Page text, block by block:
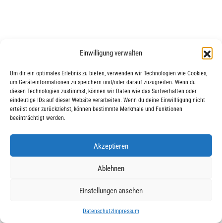
Einwilligung verwalten
Um dir ein optimales Erlebnis zu bieten, verwenden wir Technologien wie Cookies,
um Geräteinformationen zu speichern und/oder darauf zuzugreifen. Wenn du
diesen Technologien zustimmst, können wir Daten wie das Surfverhalten oder
eindeutige IDs auf dieser Website verarbeiten. Wenn du deine Einwillligung nicht
erteilst oder zurückziehst, können bestimmte Merkmale und Funktionen
beeinträchtigt werden.
Akzeptieren
Ablehnen
Einstellungen ansehen
DatenschutzImpressum
Impressum | Datenschutz | © 2025 AWO Ausbildung